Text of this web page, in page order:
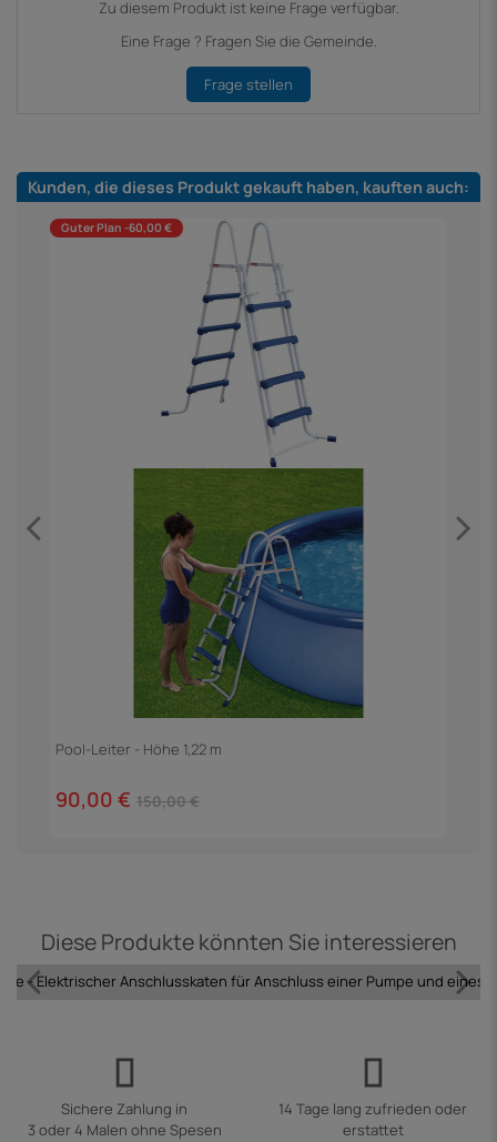
Zu diesem Produkt ist keine Frage verfügbar.
Eine Frage ? Fragen Sie die Gemeinde.
Frage stellen
Kunden, die dieses Produkt gekauft haben, kauften auch:
Guter Plan -60,00 €
Pool-Leiter - Höhe 1,22 m
90,00 € 150,00 €
Diese Produkte könnten Sie interessieren
- Elektrischer Anschlusskaten für Anschluss einer Pumpe und eines
Sichere Zahlung in
3 oder 4 Malen ohne Spesen
14 Tage lang zufrieden oder
erstattet